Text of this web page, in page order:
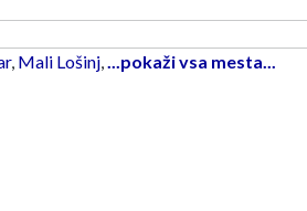
, Mali Lošinj,...pokaži vsa mesta...